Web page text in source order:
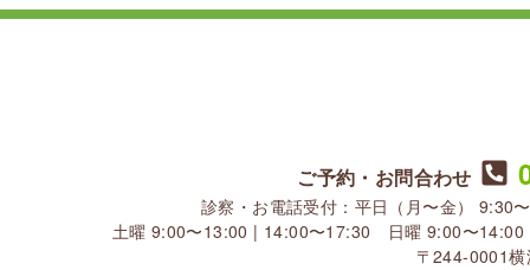
ご予約・お問合わせ
診察・お電話受付：平日（月〜金） 9:30
土曜 9:00〜13:00 | 14:00〜17:30 日曜 9:00〜
〒244-0001